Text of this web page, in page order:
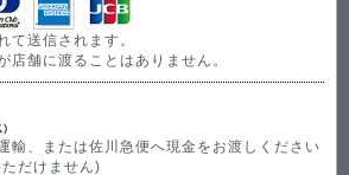
て送信されます。
店舗に渡ることはありません。
輸、または佐川急便へ現金をお渡しください
だけません)